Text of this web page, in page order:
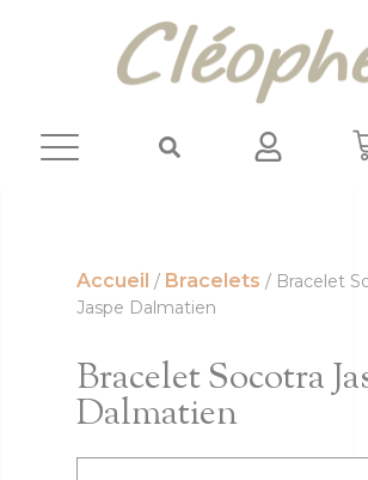
Accueil / Bracelets / Bracelet
Jaspe Dalmatien
Bracelet Socotra
Dalmatien